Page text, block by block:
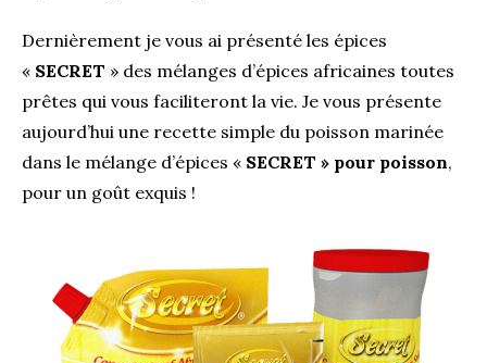
Dernièrement je vous ai présenté les épices
« SECRET » des mélanges d’épices africaines toutes
prêtes qui vous faciliteront la vie. Je vous présente
aujourd’hui une recette simple du poisson marinée
dans le mélange d’épices « SECRET » pour poisson,
pour un goût exquis !